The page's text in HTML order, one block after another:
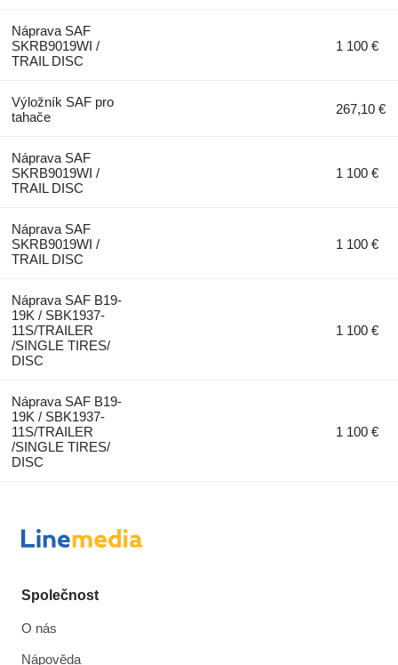
Náprava SAF
SKRB9019WI /
TRAIL DISC
1 100 €
Výložník SAF pro
tahače
267,10 €
Náprava SAF
SKRB9019WI /
TRAIL DISC
1 100 €
Náprava SAF
SKRB9019WI /
TRAIL DISC
1 100 €
Náprava SAF B19-
19K / SBK1937-
11S/TRAILER
/SINGLE TIRES/
DISC
1 100 €
Náprava SAF B19-
19K / SBK1937-
11S/TRAILER
/SINGLE TIRES/
DISC
1 100 €
Společnost
O nás
Nápověda